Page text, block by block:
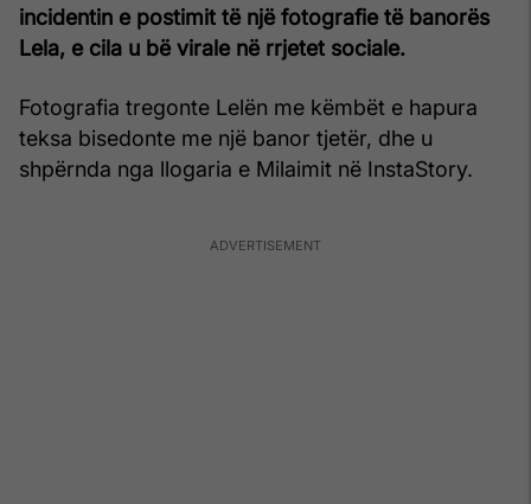
incidentin e postimit të një fotografie të banorës
Lela, e cila u bë virale në rrjetet sociale.
Fotografia tregonte Lelën me këmbët e hapura
teksa bisedonte me një banor tjetër, dhe u
shpërnda nga llogaria e Milaimit në InstaStory.